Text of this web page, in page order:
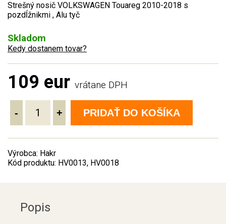
Strešný nosič VOLKSWAGEN Touareg 2010-2018 s
pozdĺžnikmi , Alu tyč
Skladom
Kedy dostanem tovar?
109 eur vrátane DPH
- + PRIDAŤ DO KOŠÍKA
Výrobca: Hakr
Kód produktu: HV0013, HV0018
Popis